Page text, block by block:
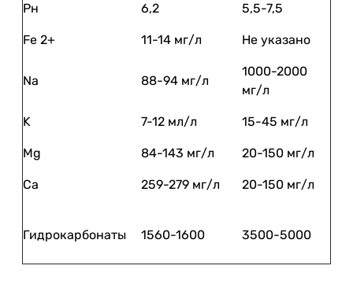
Рн 6,2 5,5-7,5
Fe 2+ 11-14 мг/л Не указано
Na 88-94 мг/л
1000-2000
мг/л
K 7-12 мл/л 15-45 мг/л
Mg 84-143 мг/л 20-150 мг/л
Ca 259-279 мг/л 20-150 мг/л
Гидрокарбонаты 1560-1600 3500-5000